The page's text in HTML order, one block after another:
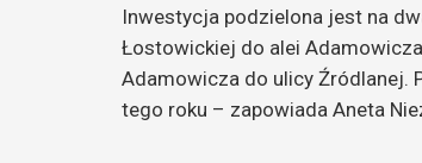
Inwestycja podzielona jest na
Łostowickiej do alei
Adamowicza do ulicy Źródlanej.
tego roku – zapowiada Aneta